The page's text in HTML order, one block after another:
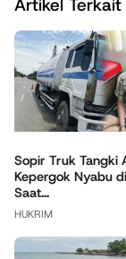
Artikel Terkait
Sopir Truk Tangki
Kepergok Nyabu
Saat...
HUKRIM